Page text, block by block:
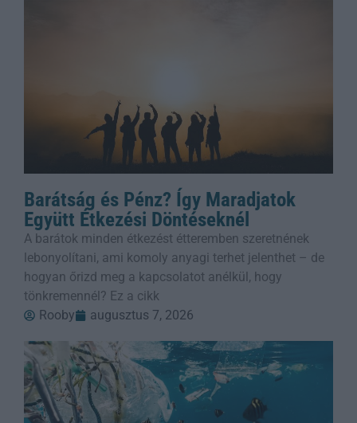
Barátság és Pénz? Így Maradjatok
Együtt Étkezési Döntéseknél
A barátok minden étkezést étteremben szeretnének
lebonyolítani, ami komoly anyagi terhet jelenthet – de
hogyan őrizd meg a kapcsolatot anélkül, hogy
tönkremennél? Ez a cikk
Rooby
augusztus 7, 2026